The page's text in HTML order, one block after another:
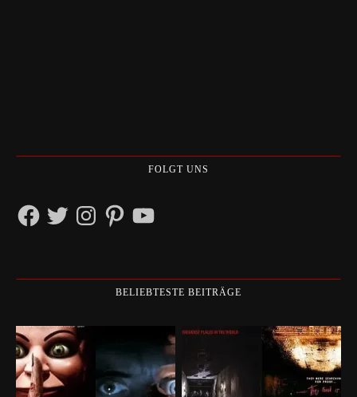
FOLGT UNS
FacebookTwitterInstagramPinterestYouTube
BELIEBTESTE BEITRÄGE